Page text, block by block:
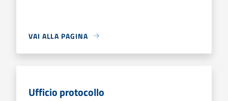
VAI ALLA PAGINA
Ufficio protocollo